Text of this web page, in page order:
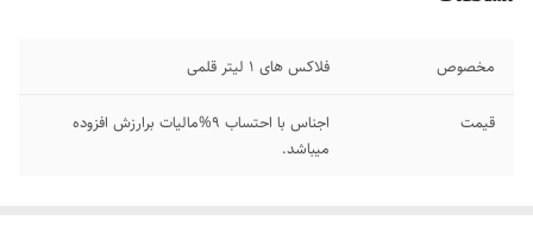
مخصوص فلاکس های ۱ لیتر قلمی
قیمت
اجناس با احتساب 9%مالیات برارزش افزوده
میباشد.